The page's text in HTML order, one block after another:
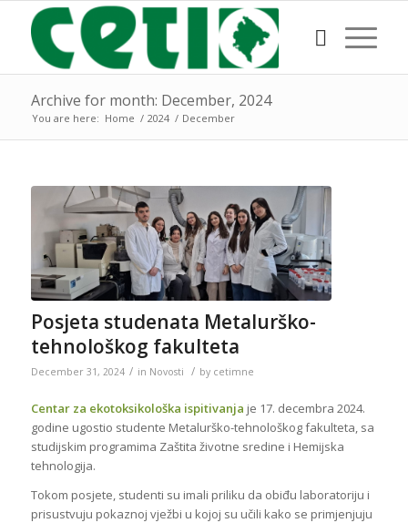
Archive for month: December, 2024
You are here: Home / 2024 / December
Posjeta studenata Metalurško-
tehnološkog fakulteta
December 31, 2024 / in Novosti / by cetimne
Centar za ekotoksikološka ispitivanja je 17. decembra 2024.
godine ugostio studente Metalurško-tehnološkog fakulteta, sa
studijskim programima Zaštita životne sredine i Hemijska
tehnologija.
Tokom posjete, studenti su imali priliku da obiđu laboratoriju i
prisustvuju pokaznoj vježbi u kojoj su učili kako se primjenjuju